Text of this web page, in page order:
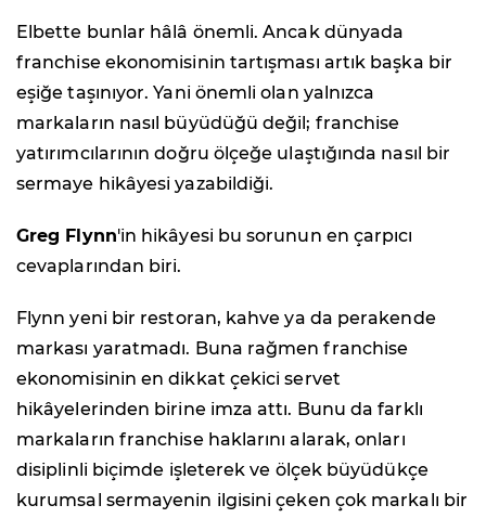
Elbette bunlar hâlâ önemli. Ancak dünyada
franchise ekonomisinin tartışması artık başka bir
eşiğe taşınıyor. Yani önemli olan yalnızca
markaların nasıl büyüdüğü değil; franchise
yatırımcılarının doğru ölçeğe ulaştığında nasıl bir
sermaye hikâyesi yazabildiği.
Greg Flynn'in hikâyesi bu sorunun en çarpıcı
cevaplarından biri.
Flynn yeni bir restoran, kahve ya da perakende
markası yaratmadı. Buna rağmen franchise
ekonomisinin en dikkat çekici servet
hikâyelerinden birine imza attı. Bunu da farklı
markaların franchise haklarını alarak, onları
disiplinli biçimde işleterek ve ölçek büyüdükçe
kurumsal sermayenin ilgisini çeken çok markalı bir